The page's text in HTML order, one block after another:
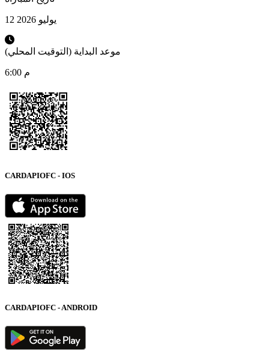
12 يوليو 2026
موعد البداية (التوقيت المحلي)
6:00 م
CARDAPIOFC - IOS
CARDAPIOFC - ANDROID